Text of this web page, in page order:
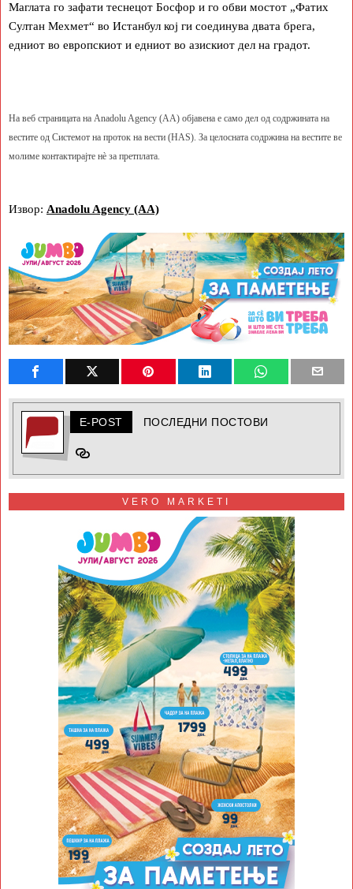
Маглата го зафати теснецот Босфор и го обви мостот „Фатих
Султан Мехмет“ во Истанбул кој ги соединува двата брега,
едниот во европскиот и едниот во азискиот дел на градот.
На веб страницата на Anadolu Agency (AA) објавена е само дел од содржината на
вестите од Системот на проток на вести (HAS). За целосната содржина на вестите ве
молиме контактирајте нè за претплата.
Извор: Anadolu Agency (AA)
E-POST ПОСЛЕДНИ ПОСТОВИ
VERO MARKETI